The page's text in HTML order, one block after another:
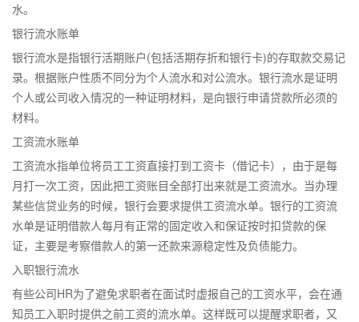
水。
银行流水账单
银行流水是指银行活期账户(包括活期存折和银行卡)的存取款交易记
录。根据账户性质不同分为个人流水和对公流水。银行流水是证明
个人或公司收入情况的一种证明材料，是向银行申请贷款所必须的
材料。
工资流水账单
工资流水指单位将员工工资直接打到工资卡（借记卡），由于是每
月打一次工资，因此把工资账目全部打出来就是工资流水。当办理
某些信贷业务的时候，银行会要求提供工资流水单。银行的工资流
水单是证明借款人每月有正常的固定收入和保证按时扣贷款的保
证，主要是考察借款人的第一还款来源稳定性及负债能力。
入职银行流水
有些公司HR为了避免求职者在面试时虚报自己的工资水平，会在通
知员工入职时提供之前工资的流水单。这样既可以提醒求职者，又